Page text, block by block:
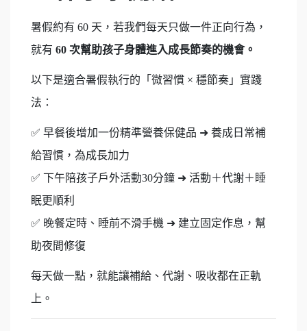
暑假約有 60 天，若我們每天只做一件正向行為，
就有 60 次幫助孩子身體進入成長節奏的機會。
以下是適合暑假執行的「微習慣 × 穩節奏」實踐
法：
✅ 早餐後增加一份精準營養保健品 ➜ 養成日常補
給習慣，為成長加力
✅ 下午陪孩子戶外活動30分鐘 ➜ 活動＋代謝＋睡
眠更順利
✅ 晚餐定時、睡前不滑手機 ➜ 建立固定作息，幫
助夜間修復
每天做一點，就能讓補給、代謝、吸收都在正軌
上。